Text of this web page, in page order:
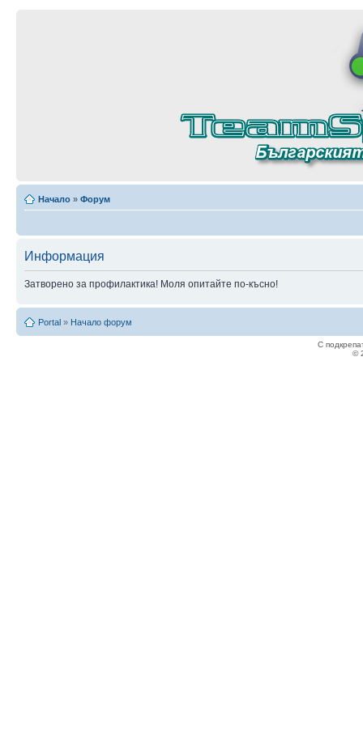
Начало » Форум
Информация
Затворено за профилактика! Моля опитайте по-късно!
Portal » Начало форум
С
©